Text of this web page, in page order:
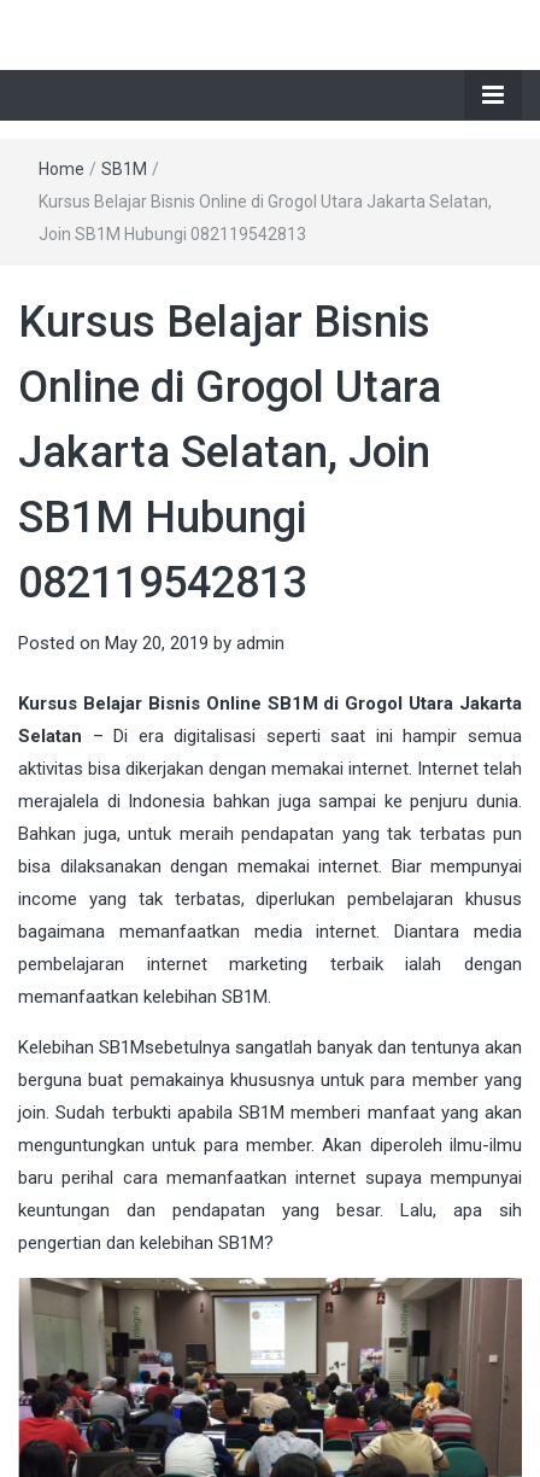
Home / SB1M /
Kursus Belajar Bisnis Online di Grogol Utara Jakarta Selatan,
Join SB1M Hubungi 082119542813
Kursus Belajar Bisnis
Online di Grogol Utara
Jakarta Selatan, Join
SB1M Hubungi
082119542813
Posted on May 20, 2019 by admin
Kursus Belajar Bisnis Online SB1M di Grogol Utara Jakarta
Selatan – Di eradigitalisasi seperti saat ini hampir semua
aktivitas bisa dikerjakan dengan memakai internet. Internet telah
merajalela di Indonesia bahkan juga sampai ke penjuru dunia.
Bahkan juga, untuk meraih pendapatan yang tak terbatas pun
bisa dilaksanakan dengan memakai internet. Biar mempunyai
income yang tak terbatas, diperlukan pembelajaran khusus
bagaimana memanfaatkan media internet. Diantara media
pembelajaran internet marketing terbaik ialah dengan
memanfaatkan kelebihan SB1M
Kelebihan SB1Msebetulnya sangatlah banyak dan tentunya akan
berguna buat pemakainya khususnya untuk para member yang
join. Sudah terbukti apabila SB1M memberi manfaat yang akan
menguntungkan untuk para member. Akan diperoleh ilmu-ilmu
baru perihal cara memanfaatkan internet supaya mempunyai
keuntungan dan pendapatan yang besar. Lalu, apa sih
pengertian dan kelebihan SB1M?